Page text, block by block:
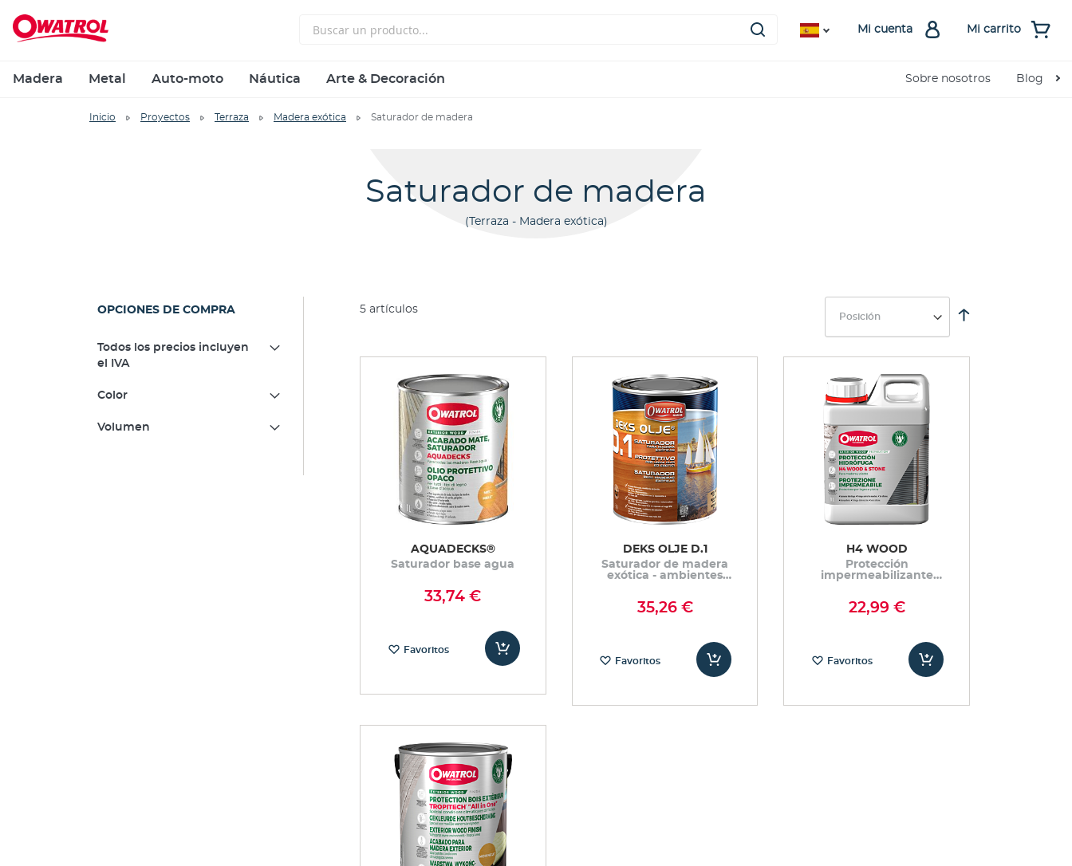
Mi cuenta Mi carrito
Madera Metal Auto-moto Náutica Arte & Decoración Sobre nosotros Blog
Inicio Proyectos Terraza Madera exótica Saturador de madera
Saturador de madera
Terraza - Madera exótica
5 artículos
Fijar
AQUADECKS®
Saturador base agua
33,74 €
Favoritos
DEKS OLJE D.1
Saturador de madera
exótica - ambientes
35,26 €
Favoritos
H4 WOOD
Protección
impermeabilizante
22,99 €
Favoritos
OPCIONES DE COMPRA
Todos los precios incluyen
el IVA
Color
Volumen